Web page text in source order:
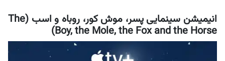
انیمیشن سینمایی پسر، موش کور، روباه و اسب (The
Boy, the Mole, the Fox and the Horse)